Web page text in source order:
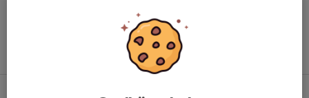
Swisha valfritt belopp!
Swish: 123 265 68 41